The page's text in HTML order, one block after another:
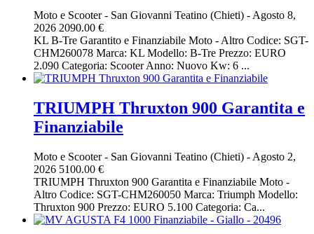
Moto e Scooter- San Giovanni Teatino (Chieti) - Agosto 8,
2026 2090.00 €
KL B-Tre Garantito e Finanziabile Moto - Altro Codice: SGT-
CHM260078 Marca: KL Modello: B-Tre Prezzo: EURO
2.090 Categoria: Scooter Anno: Nuovo Kw: 6 ...
TRIUMPH Thruxton 900 Garantita e
Finanziabile
Moto e Scooter- San Giovanni Teatino (Chieti) - Agosto 2,
2026 5100.00 €
TRIUMPH Thruxton 900 Garantita e Finanziabile Moto -
Altro Codice: SGT-CHM260050 Marca: Triumph Modello:
Thruxton 900 Prezzo: EURO 5.100 Categoria: Ca...